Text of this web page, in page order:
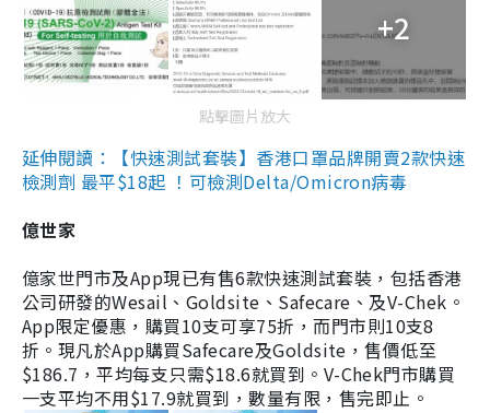
+2
點擊圖片放大
延伸閱讀：【快速測試套裝】香港口罩品牌開賣2款快速
檢測劑 最平$18起 ！可檢測Delta/Omicron病毒
億世家
億家世門市及App現已有售6款快速測試套裝，包括香港
公司研發的Wesail、Goldsite、Safecare、及V-Chek。
App限定優惠，購買10支可享75折，而門市則10支8
折。現凡於App購買Safecare及Goldsite，售價低至
$186.7，平均每支只需$18.6就買到。V-Chek門市購買
一支平均不用$17.9就買到，數量有限，售完即止。